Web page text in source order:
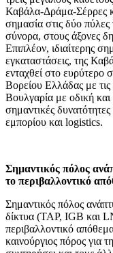
Καβάλα-Δράμα-Σέρρες
σημασία στις δύο
σύνορα, στους άξονες
Επιπλέον, ιδιαίτερης
εγκαταστάσεις, της
ενταχθεί στο ευρύτερο
Βορείου Ελλάδας με
Βουλγαρία με οδική
σημαντικές
εμπορίου και logistics.
Σημαντικός πόλος
το περιβαλλοντικό
Σημαντικός πόλος
δίκτυα (ΤΑP, IGB και
περιβαλλοντικό
καινούργιος πόρος για